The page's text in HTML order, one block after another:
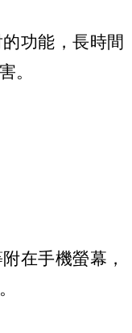
功能，長時間
。
在手機螢幕，